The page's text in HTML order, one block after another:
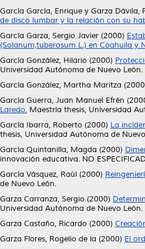
García García, Enrique y Garza Dávila,
de disco lumbar y la relación con su
García Garza, Sergio Javier (2000)
(Solanum,tuberosum L.) en Coahuila y
García González, Hilario (2000)
Universidad Autónoma de Nuevo León.
García González, Martha Maritza
García Guerra, Juan Manuel Efrén
Laredo. Maestría thesis, Universidad
García Ibarra, Roberto (2000) La
thesis, Universidad Autónoma de
García Quintanilla, Magda (2000)
innovación educativa. NO
García Vásquez, Raúl (2000)
de Nuevo León.
Garza Carranza, Sergio (2000)
Universidad Autónoma de Nuevo León.
Garza Castaño, Ricardo (2000)
Garza Flores, Rogelio de la (2000) El